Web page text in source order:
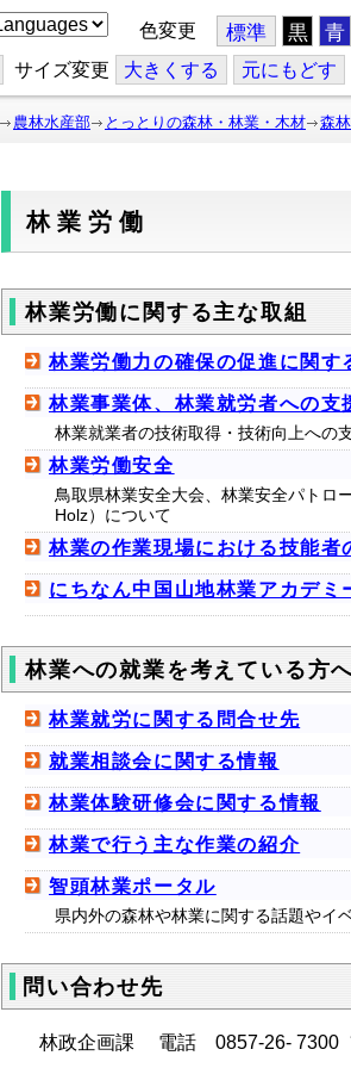
色変更 標準 黒 青
サイズ変更 大きくする 元にもどす
農林水産部 とっとりの森林・林業・木材 森
林業労働
林業労働に関する主な取組
林業労働力の確保の促進に関す
林業事業体、林業就労者への支
林業就業者の技術取得・技術向上への
林業労働安全
鳥取県林業安全大会、林業安全パトロ
Holz）について
林業の作業現場における技能者
にちなん中国山地林業アカデミ
林業への就業を考えている方
林業就労に関する問合せ先
就業相談会に関する情報
林業体験研修会に関する情報
林業で行う主な作業の紹介
智頭林業ポータル
県内外の森林や林業に関する話題やイ
問い合わせ先
林政企画課 電話 0857-26- 7300